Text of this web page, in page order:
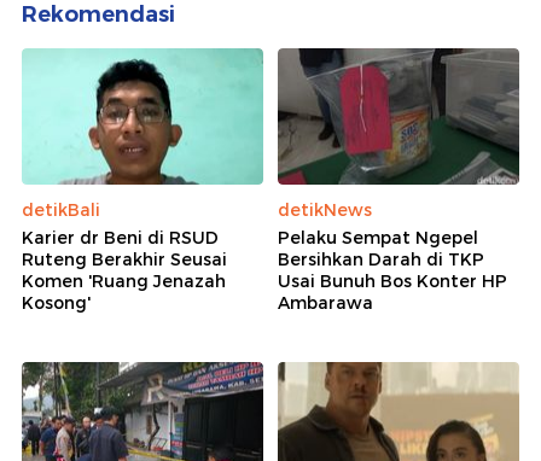
Rekomendasi
detikBali
Karier dr Beni di RSUD
Ruteng Berakhir Seusai
Komen 'Ruang Jenazah
Kosong'
detikNews
Pelaku Sempat Ngepel
Bersihkan Darah di TKP
Usai Bunuh Bos Konter HP
Ambarawa